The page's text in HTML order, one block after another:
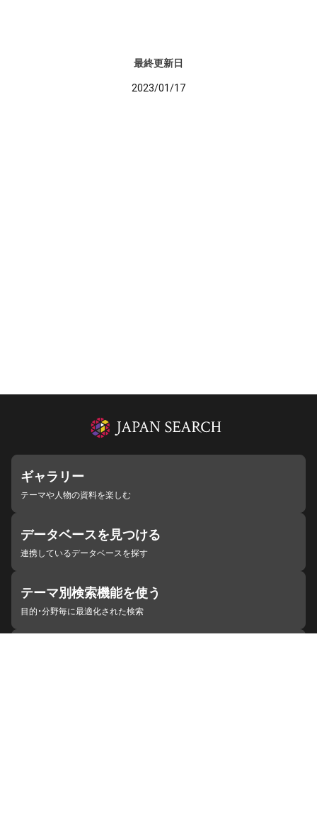
最終更新日
2023/01/17
ギャラリー
テーマや人物の資料を楽しむ
データベースを見つける
連携しているデータベースを探す
テーマ別検索機能を使う
目的・分野毎に最適化された検索